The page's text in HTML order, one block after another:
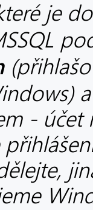
je
- účet